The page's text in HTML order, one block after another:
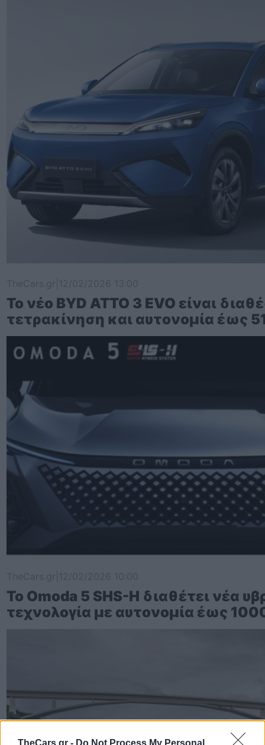
TheCars.gr - Do Not Process My Personal
Το νέο BYD ATTO 3 EVO είναι
τετρακίνηση και αυτονομία έως
Το Omoda 5 SHS-H διαθέτει νέα
τεχνολογία με αυτονομία έως